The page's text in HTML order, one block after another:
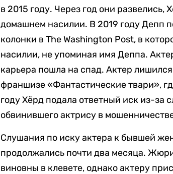
в 2015 году. Через год они
домашнем насилии. В 2019 году Депп
колонки в The Washington Post, в
насилии, не упоминая имя Деппа.
карьера пошла на спад. Актер
франшизе «Фантастические твари»,
году Хёрд подала ответный иск из-за
обвинившего актрису в
Слушания по иску актера к бывшей
продолжались почти два месяца.
виновны в клевете, однако актеру